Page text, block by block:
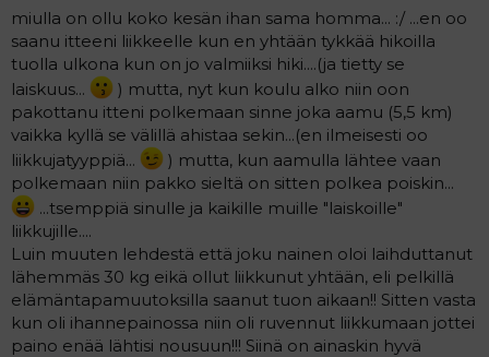
miulla on ollu koko kesän ihan sama homma... :/ ...en oo
saanu itteeni liikkeelle kun en yhtään tykkää hikoilla
tuolla ulkona kun on jo valmiiksi hiki....(ja tietty se
laiskuus...
) mutta, nyt kun koulu alko niin oon
pakottanu itteni polkemaan sinne joka aamu (5,5 km)
vaikka kyllä se välillä ahistaa sekin...(en ilmeisesti oo
liikkujatyyppiä...
) mutta, kun aamulla lähtee vaan
polkemaan niin pakko sieltä on sitten polkea poiskin...
...tsemppiä sinulle ja kaikille muille "laiskoille"
liikkujille....
Luin muuten lehdestä että joku nainen oloi laihduttanut
lähemmäs 30 kg eikä ollut liikkunut yhtään, eli pelkillä
elämäntapamuutoksilla saanut tuon aikaan!! Sitten vasta
kun oli ihannepainossa niin oli ruvennut liikkumaan jottei
paino enää lähtisi nousuun!!! Siinä on ainaskin hyvä